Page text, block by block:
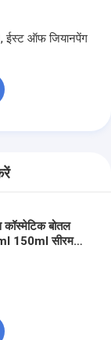
ईस्ट ऑफ जियानपेंग
बोतल
150ml सीरम